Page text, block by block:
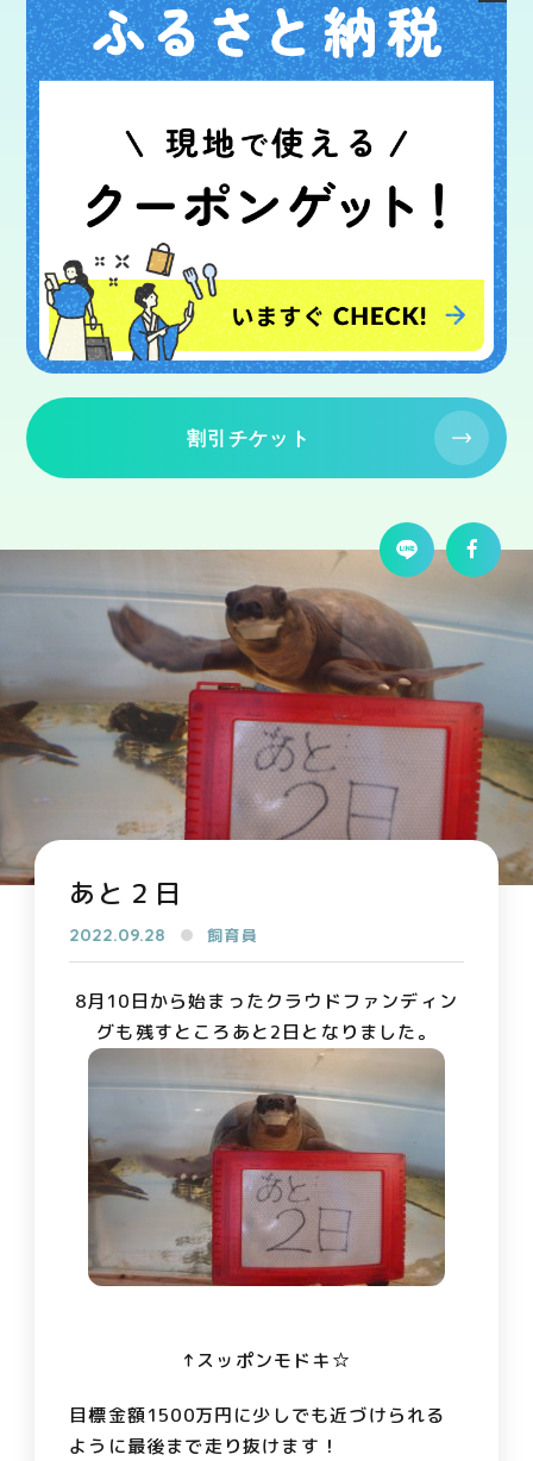
割引チケット
あと２日
2022.09.28 飼育員
8月10日から始まったクラウドファンディン
グも残すところあと2日となりました。
↑スッポンモドキ☆
目標金額1500万円に少しでも近づけられる
ように最後まで走り抜けます！